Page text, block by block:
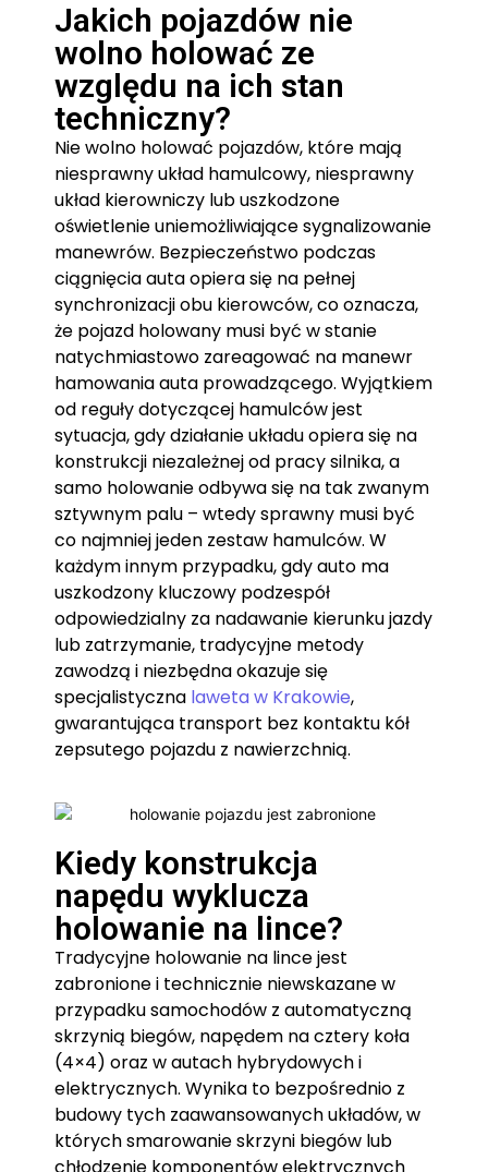
Jakich pojazdów nie
wolno holować ze
względu na ich stan
techniczny?
Nie wolno holować pojazdów, które mają
niesprawny układ hamulcowy, niesprawny
układ kierowniczy lub uszkodzone
oświetlenie uniemożliwiające sygnalizowanie
manewrów. Bezpieczeństwo podczas
ciągnięcia auta opiera się na pełnej
synchronizacji obu kierowców, co oznacza,
że pojazd holowany musi być w stanie
natychmiastowo zareagować na manewr
hamowania auta prowadzącego. Wyjątkiem
od reguły dotyczącej hamulców jest
sytuacja, gdy działanie układu opiera się na
konstrukcji niezależnej od pracy silnika, a
samo holowanie odbywa się na tak zwanym
sztywnym palu – wtedy sprawny musi być
co najmniej jeden zestaw hamulców. W
każdym innym przypadku, gdy auto ma
uszkodzony kluczowy podzespół
odpowiedzialny za nadawanie kierunku jazdy
lub zatrzymanie, tradycyjne metody
zawodzą i niezbędna okazuje się
specjalistyczna laweta w Krakowie,
gwarantująca transport bez kontaktu kół
zepsutego pojazdu z nawierzchnią.
Kiedy konstrukcja
napędu wyklucza
holowanie na lince?
Tradycyjne holowanie na lince jest
zabronione i technicznie niewskazane w
przypadku samochodów z automatyczną
skrzynią biegów, napędem na cztery koła
(4×4) oraz w autach hybrydowych i
elektrycznych. Wynika to bezpośrednio z
budowy tych zaawansowanych układów, w
których smarowanie skrzyni biegów lub